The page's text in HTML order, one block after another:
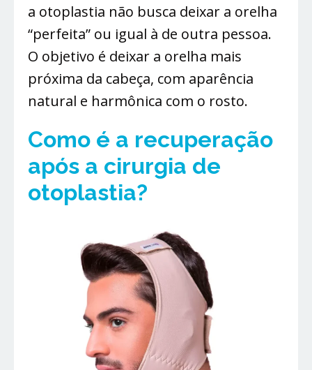
a otoplastia não busca deixar a orelha
“perfeita” ou igual à de outra pessoa.
O objetivo é deixar a orelha mais
próxima da cabeça, com aparência
natural e harmônica com o rosto.
Como é a recuperação
após a cirurgia de
otoplastia?